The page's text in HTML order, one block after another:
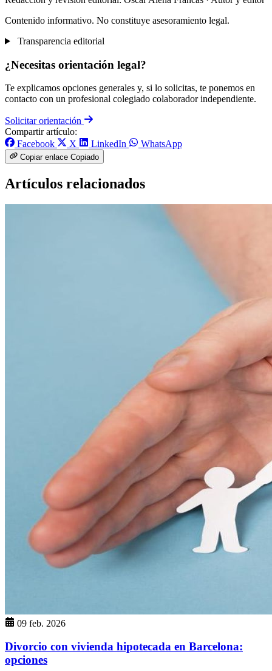
Contenido informativo. No constituye asesoramiento legal.
Transparencia editorial
¿Necesitas orientación legal?
Te explicamos opciones generales y, si lo solicitas, te ponemos en
contacto con un profesional colegiado colaborador independiente.
Solicitar orientación
Compartir artículo:
Facebook
X LinkedIn WhatsApp
Copiar enlace Copiado
Artículos relacionados
09 feb. 2026
Divorcio con vivienda hipotecada en Barcelona:
opciones